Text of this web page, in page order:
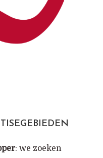
: we zoeken